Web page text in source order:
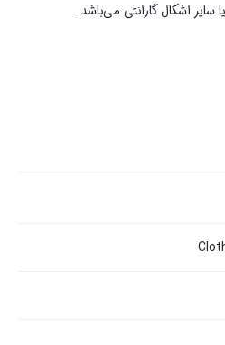
اشکال گارانتی می‌باشد.